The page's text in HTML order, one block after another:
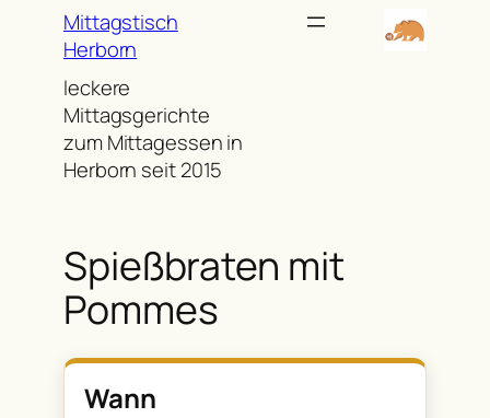
springen
Mittagstisch
Herborn
leckere
Mittagsgerichte
zum Mittagessen in
Herborn seit 2015
Spießbraten mit
Pommes
Wann